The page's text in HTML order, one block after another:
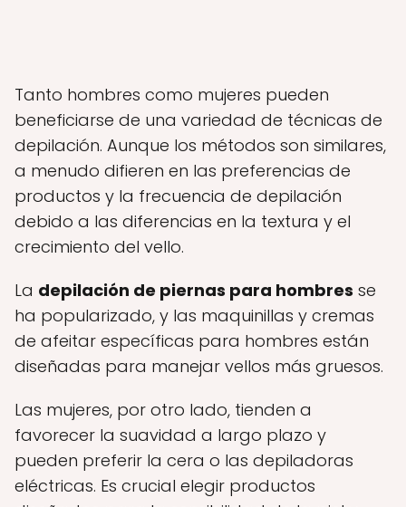
Tanto hombres como mujeres pueden
beneficiarse de una variedad de técnicas de
depilación. Aunque los métodos son similares,
a menudo difieren en las preferencias de
productos y la frecuencia de depilación
debido a las diferencias en la textura y el
crecimiento del vello.
La depilación de piernas para hombres se
ha popularizado, y las maquinillas y cremas
de afeitar específicas para hombres están
diseñadas para manejar vellos más gruesos.
Las mujeres, por otro lado, tienden a
favorecer la suavidad a largo plazo y
pueden preferir la cera o las depiladoras
eléctricas. Es crucial elegir productos